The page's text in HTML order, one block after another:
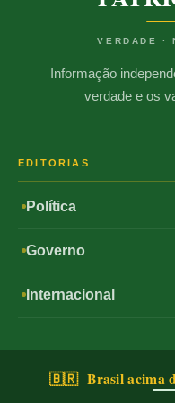
VERDADE ·
Informação
verdade e os
EDITORIAS
Política
Governo
Internacional
🇧🇷 Brasil acima